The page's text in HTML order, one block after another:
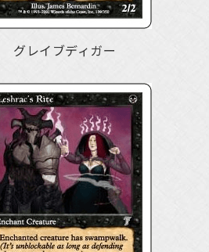
グレイブディガー